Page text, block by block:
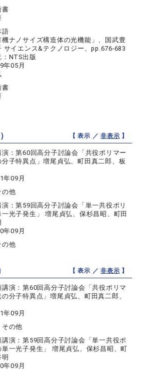
書
語
機ナノサイズ構造体の光機能」、国武豊
サイエンス&テクノロジー、pp.676-683
NTS出版
年05月
書
【 表示 ／非表示 】
演：第60回高分子討論会「共役ポリマー
子特異点」増尾貞弘、町田真二郎、板
年09月
の他
演：第59回高分子討論会「単一共役ポリ
光子発生」 増尾貞弘、保杉昌昭、町田
年09月
の他
【 表示 ／非表示 】
講演：第60回高分子討論会「共役ポリマ
分子特異点」増尾貞弘、町田真二郎、
年09月
その他
講演：第59回高分子討論会「単一共役ポ
単一光子発生」 増尾貞弘、保杉昌昭、町
明
年09月